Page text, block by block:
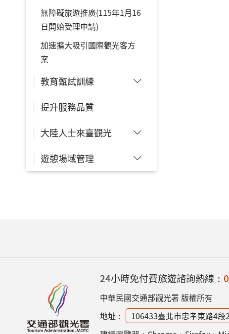
無障礙旅遊推廣(115年1月16
日開始受理申請)
加速擴大吸引國際觀光客方
案
教育甄試訓練
提升服務品質
大陸人士來臺觀光
遊憩場域管理
24小時免付費旅遊諮詢熱線：
中華民國交通部觀光署 版權所有
地址：
106433臺北市忠孝東路4段